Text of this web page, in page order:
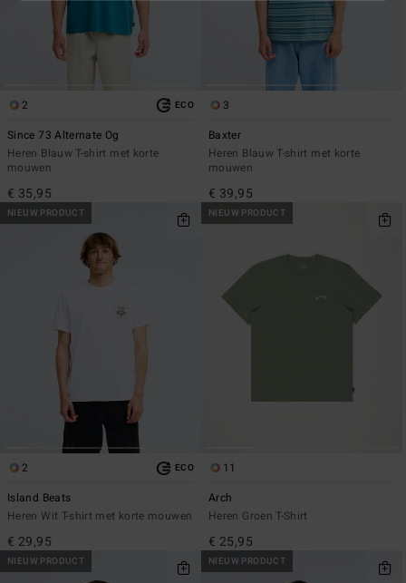
2 ECO
Since 73 Alternate Og
Heren Blauw T-shirt met korte
mouwen
€ 35,95
3
Baxter
Heren Blauw T-shirt met korte
mouwen
€ 39,95
NIEUW PRODUCT
2 ECO
Island Beats
Heren Wit T-shirt met korte mouwen
€ 29,95
NIEUW PRODUCT
11
Arch
Heren Groen T-Shirt
€ 25,95
NIEUW PRODUCT NIEUW PRODUCT